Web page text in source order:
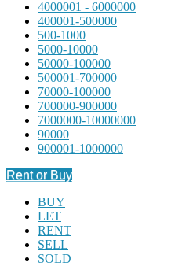
4000001 - 6000000
400001-500000
500-1000
5000-10000
50000-100000
500001-700000
70000-100000
700000-900000
7000000-10000000
90000
900001-1000000
Rent or Buy
BUY
LET
RENT
SELL
SOLD